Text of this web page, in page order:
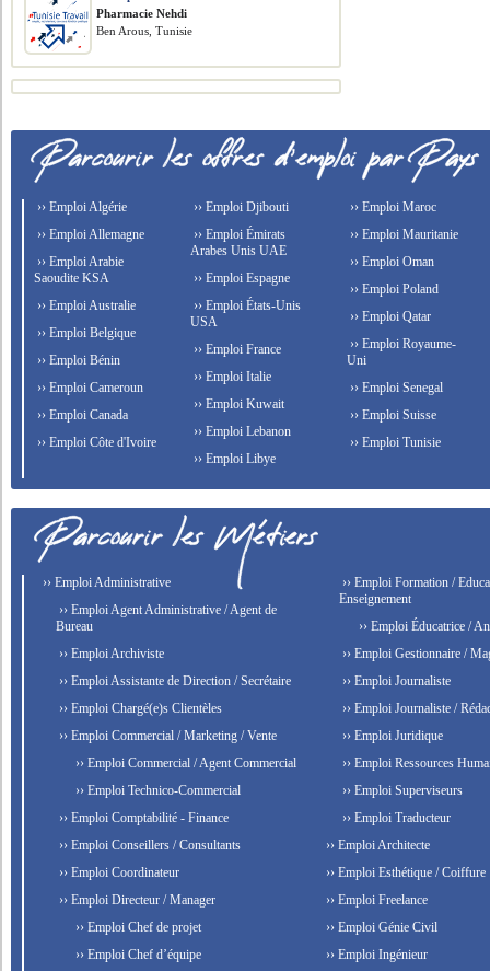
Pharmacie Nehdi
Ben Arous, Tunisie
›› Emploi Algérie
›› Emploi Allemagne
›› Emploi Arabie
Saoudite KSA
›› Emploi Australie
›› Emploi Belgique
›› Emploi Bénin
›› Emploi Cameroun
›› Emploi Canada
›› Emploi Côte d'Ivoire
›› Emploi Djibouti
›› Emploi Émirats
Arabes Unis UAE
›› Emploi Espagne
›› Emploi États-Unis
USA
›› Emploi France
›› Emploi Italie
›› Emploi Kuwait
›› Emploi Lebanon
›› Emploi Libye
›› Emploi Maroc
›› Emploi Mauritanie
›› Emploi Oman
›› Emploi Poland
›› Emploi Qatar
›› Emploi Royaume-
Uni
›› Emploi Senegal
›› Emploi Suisse
›› Emploi Tunisie
›› Emploi Administrative
›› Emploi Agent Administrative / Agent de
Bureau
›› Emploi Archiviste
›› Emploi Assistante de Direction / Secrétaire
›› Emploi Chargé(e)s Clientèles
›› Emploi Commercial / Marketing / Vente
›› Emploi Commercial / Agent Commercial
›› Emploi Technico-Commercial
›› Emploi Comptabilité - Finance
›› Emploi Conseillers / Consultants
›› Emploi Coordinateur
›› Emploi Directeur / Manager
›› Emploi Chef de projet
›› Emploi Chef d’équipe
›› Emploi Formation /
Enseignement
›› Emploi Éducatrice /
›› Emploi Gestionnaire /
›› Emploi Journaliste
›› Emploi Journaliste /
›› Emploi Juridique
›› Emploi Ressources
›› Emploi Superviseurs
›› Emploi Traducteur
›› Emploi Architecte
›› Emploi Esthétique / Coiffure
›› Emploi Freelance
›› Emploi Génie Civil
›› Emploi Ingénieur